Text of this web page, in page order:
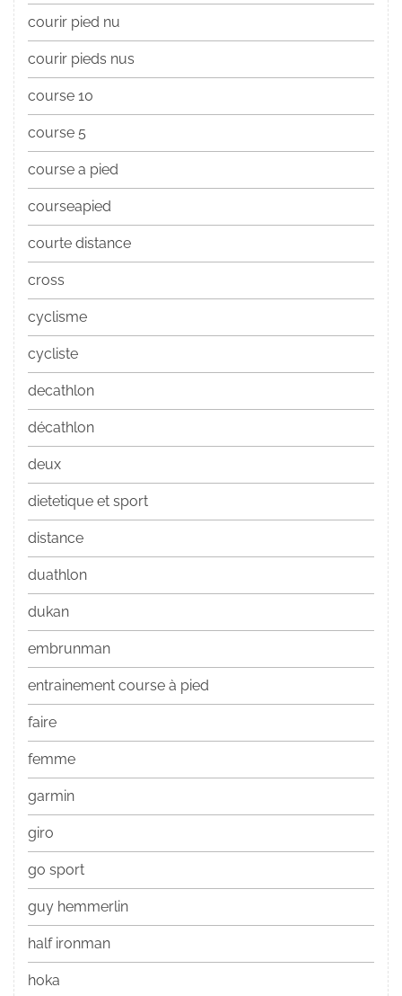
courir pied nu
courir pieds nus
course 10
course 5
course a pied
courseapied
courte distance
cross
cyclisme
cycliste
decathlon
décathlon
deux
dietetique et sport
distance
duathlon
dukan
embrunman
entrainement course à pied
faire
femme
garmin
giro
go sport
guy hemmerlin
half ironman
hoka